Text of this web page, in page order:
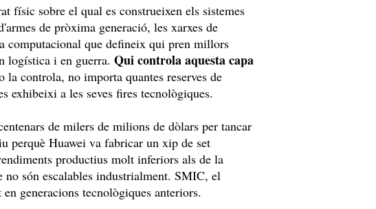
físic sobre el qual es construeixen els sistemes
de pròxima generació, les xarxes de
computacional que defineix qui pren millors
logística i en guerra. Qui controla aquesta capa
la controla, no importa quantes reserves de
exhibeixi a les seves fires tecnològiques.
de milers de milions de dòlars per tancar
perquè Huawei va fabricar un xip de set
productius molt inferiors als de la
no són escalables industrialment. SMIC, el
generacions tecnològiques anteriors.